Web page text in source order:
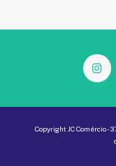
Copyright JC Comércio -